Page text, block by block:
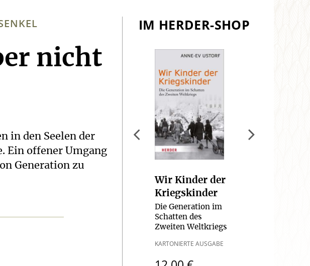
nicht
in den Seelen der
Ein offener Umgang
Generation zu
IM HERDER-SHOP
Wir Kinder der
Kriegskinder
-
Die Generation im
Schatten des
Zweiten Weltkriegs
KARTONIERTE AUSGABE
Zurück